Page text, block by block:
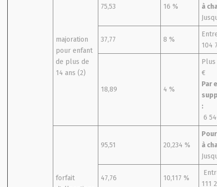
majoration
pour enfant
de plus de
14 ans (2)
75,53 16 %
à
37,77 8 %
104
18,89 4 %
Plus
€
Par
:
6
forfait
95,51 20,234 %
à
47,76 10,117 %
111